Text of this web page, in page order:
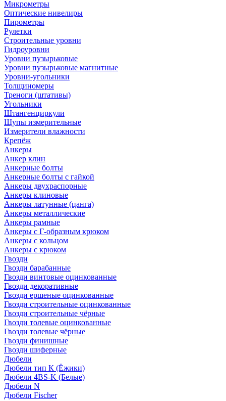
Микрометры
Оптические нивелиры
Пирометры
Рулетки
Строительные уровни
Гидроуровни
Уровни пузырьковые
Уровни пузырьковые магнитные
Уровни-угольники
Толщиномеры
Треноги (штативы)
Угольники
Штангенциркули
Щупы измерительные
Измерители влажности
Крепёж
Анкеры
Анкер клин
Анкерные болты
Анкерные болты с гайкой
Анкеры двухраспорные
Анкеры клиновые
Анкеры латунные (цанга)
Анкеры металлические
Анкеры рамные
Анкеры с Г-образным крюком
Анкеры с кольцом
Анкеры с крюком
Гвозди
Гвозди барабанные
Гвозди винтовые оцинкованные
Гвозди декоративные
Гвозди ершеные оцинкованные
Гвозди строительные оцинкованные
Гвозди строительные чёрные
Гвозди толевые оцинкованные
Гвозди толевые чёрные
Гвозди финишные
Гвозди шиферные
Дюбели
Дюбели тип К (Ёжики)
Дюбели 4BS-K (Белые)
Дюбели N
Дюбели Fischer